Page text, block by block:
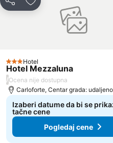
Deli Dodati u favorite
3 Zvezdice
Hotel
Hotel Mezzaluna
/Ocena nije dostupna
Carloforte, Centar grada:
Izaberi datume da bi se
tačne cene
Pogledaj cene